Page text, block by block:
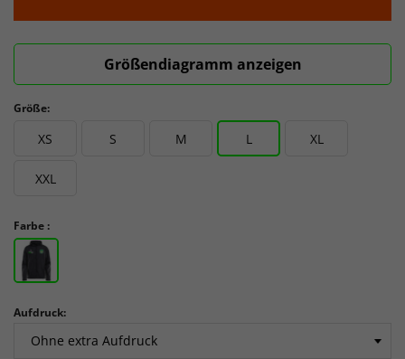
Größendiagramm anzeigen
Größe:
XS S M L XL
XXL
Farbe :
Aufdruck: